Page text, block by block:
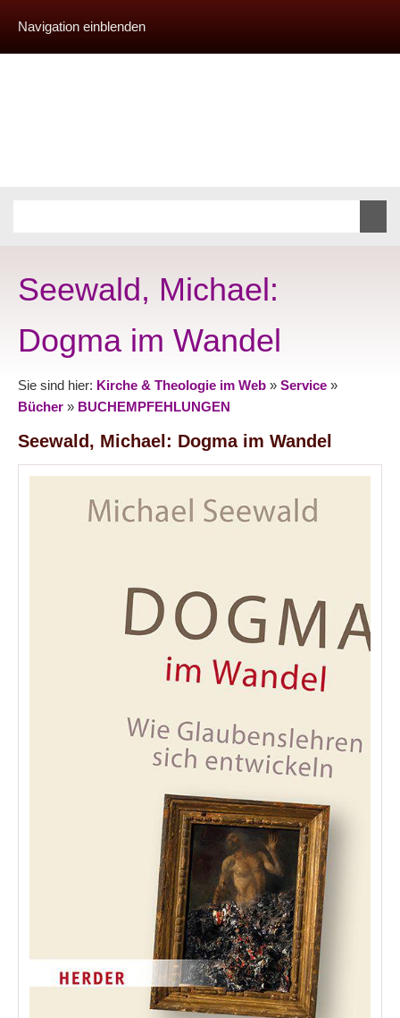
Navigation einblenden
Seewald, Michael:
Dogma im Wandel
Sie sind hier: Kirche & Theologie im Web » Service »
Bücher » BUCHEMPFEHLUNGEN
Seewald, Michael: Dogma im Wandel